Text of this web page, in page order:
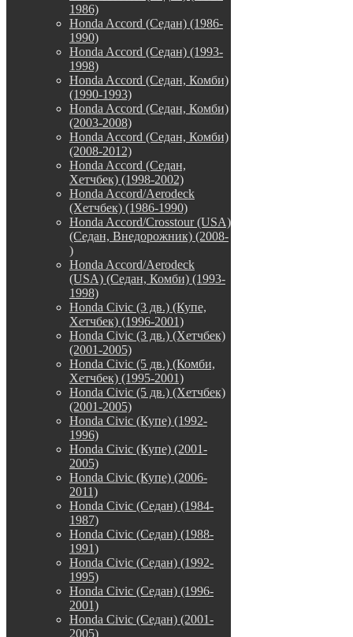
1986)
Honda Accord (Седан) (1986-
1990)
Honda Accord (Седан) (1993-
1998)
Honda Accord (Седан, Комби)
(1990-1993)
Honda Accord (Седан, Комби)
(2003-2008)
Honda Accord (Седан, Комби)
(2008-2012)
Honda Accord (Седан,
Хетчбек) (1998-2002)
Honda Accord/Aerodeck
(Хетчбек) (1986-1990)
Honda Accord/Crosstour (USA)
(Седан, Внедорожник) (2008-
)
Honda Accord/Аerodeck
(USA) (Седан, Комби) (1993-
1998)
Honda Civic (3 дв.) (Купе,
Хетчбек) (1996-2001)
Honda Civic (3 дв.) (Хетчбек)
(2001-2005)
Honda Civic (5 дв.) (Комби,
Хетчбек) (1995-2001)
Honda Civic (5 дв.) (Хетчбек)
(2001-2005)
Honda Civic (Купе) (1992-
1996)
Honda Civic (Купе) (2001-
2005)
Honda Civic (Купе) (2006-
2011)
Honda Civic (Седан) (1984-
1987)
Honda Civic (Седан) (1988-
1991)
Honda Civic (Седан) (1992-
1995)
Honda Civic (Седан) (1996-
2001)
Honda Civic (Седан) (2001-
2005)